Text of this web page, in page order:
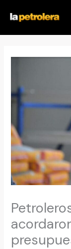
contenido